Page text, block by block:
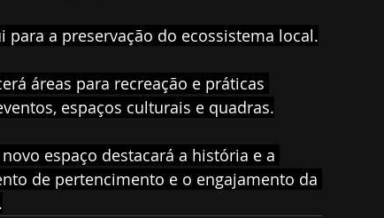
a preservação do ecossistema local.
áreas para recreação e práticas
espaços culturais e quadras.
espaço destacará a história e a
de pertencimento e o engajamento da